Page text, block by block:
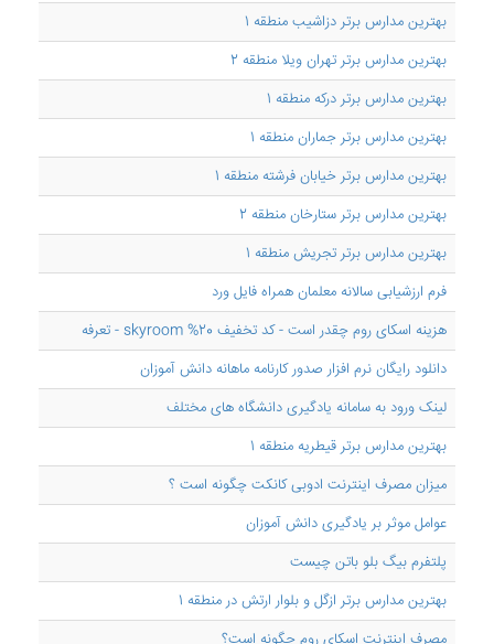
بهترین مدارس برتر دزاشیب منطقه 1
بهترین مدارس برتر تهران ویلا منطقه 2
بهترین مدارس برتر درکه منطقه 1
بهترین مدارس برتر جماران منطقه 1
بهترین مدارس برتر خیابان فرشته منطقه 1
بهترین مدارس برتر ستارخان منطقه 2
بهترین مدارس برتر تجریش منطقه 1
فرم ارزشیابی سالانه معلمان همراه فایل ورد
هزینه اسکای روم چقدر است - کد تخفیف 20% skyroom - تعرفه
دانلود رایگان نرم افزار صدور کارنامه ماهانه دانش آموزان
لینک ورود به سامانه یادگیری دانشگاه های مختلف
بهترین مدارس برتر قیطریه منطقه 1
میزان مصرف اینترنت ادوبی کانکت چگونه است ؟
عوامل موثر بر یادگیری دانش آموزان
پلتفرم بیگ بلو باتن چیست
بهترین مدارس برتر ازگل و بلوار ارتش در منطقه 1
مصرف اینترنت اسکای روم چگونه است؟